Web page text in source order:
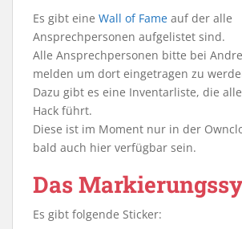
Es gibt eine Wall of Fame auf der alle
Ansprechpersonen aufgelistet sind.
Alle Ansprechpersonen bitte bei
melden um dort eingetragen zu
Dazu gibt es eine Inventarliste, die
Hack führt.
Diese ist im Moment nur in der
bald auch hier verfügbar sein.
Das
Es gibt folgende Sticker: